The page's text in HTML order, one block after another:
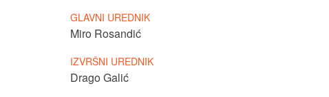
GLAVNI UREDNIK
Miro Rosandić
IZVRŠNI UREDNIK
Drago Galić